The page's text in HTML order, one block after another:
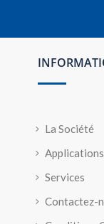
La Société
Applications
Services
Contactez-